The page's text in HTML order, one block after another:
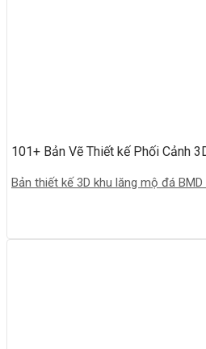
101+ Bản Vẽ Thiết kế Phối Cảnh
Bản thiết kế 3D khu lăng mộ đá BMD